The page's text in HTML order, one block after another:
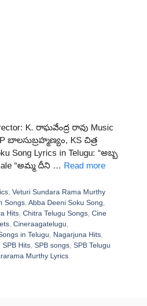
K. రాఘవేంద్ర రావు Music
KS చిత్ర
Song Lyrics in Telugu: “అబ్బ
“అమ్మ దీని … Read more
,Veturi Sundara Rama Murthy
Songs ,Abba Deeni Soku Song
Hits Chitra Telugu Songs Cine
Cineraagatelugu
in Telugu Nagarjuna Hits
SPB Hits SPB songs SPB Telugu
Murthy Lyrics